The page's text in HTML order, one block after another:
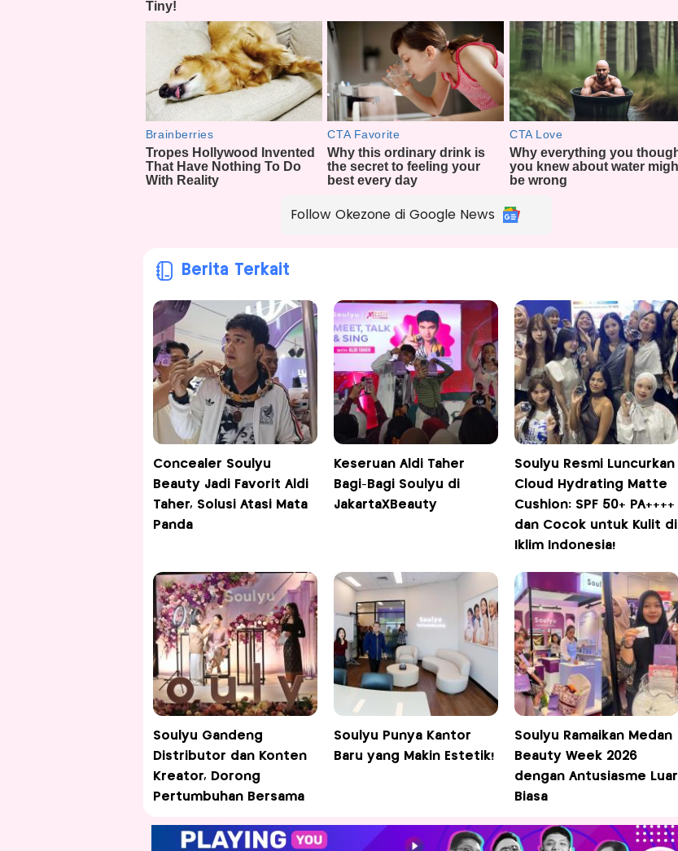
Follow Okezone di Google News
Berita Terkait
Concealer Soulyu
Beauty Jadi Favorit Aldi
Taher, Solusi Atasi Mata
Panda
Keseruan Aldi Taher
Bagi-Bagi Soulyu di
JakartaXBeauty
Soulyu Resmi Luncurkan
Cloud Hydrating Matte
Cushion: SPF 50+ PA++++
dan Cocok untuk Kulit di
Iklim Indonesia!
Soulyu Gandeng
Distributor dan Konten
Kreator, Dorong
Pertumbuhan Bersama
Soulyu Punya Kantor
Baru yang Makin Estetik!
Soulyu Ramaikan Medan
Beauty Week 2026
dengan Antusiasme Luar
Biasa